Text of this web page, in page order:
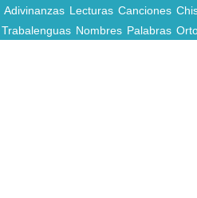
Adivinanzas Lecturas Canciones
Trabalenguas Nombres Palabras